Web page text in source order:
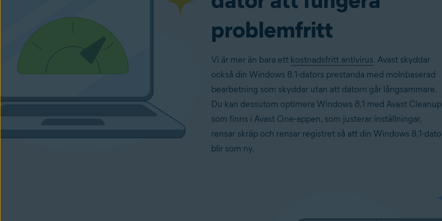
problemfritt
Vi är mer än bara ett kostnadsfritt antivirus. Avast skyddar
också din Windows 8.1-dators prestanda med molnbaserad
bearbetning som skyddar utan att datorn går långsammare.
Du kan dessutom optimera Windows 8,1 med Avast Cleanup
som finns i Avast One-appen, som justerar inställningar,
rensar skräp och rensar registret så att din Windows 8,1-
blir som ny.